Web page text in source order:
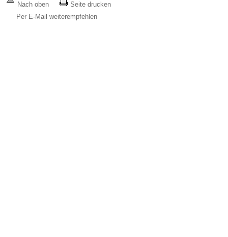
Nach oben
Seite drucken
Per E-Mail weiterempfehlen